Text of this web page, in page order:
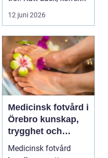
monterin...
12 juni 2026
Medicinsk fotvård i
Örebro kunskap,
trygghet och
vardagskomfort
Medicinsk fotvård